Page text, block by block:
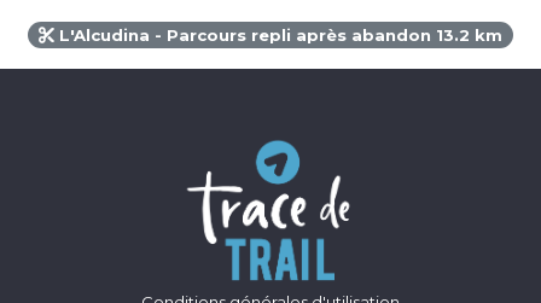
L'Alcudina - Parcours repli après abandon 13.2 km